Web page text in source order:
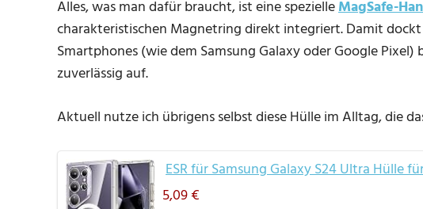
Alles, was man dafür braucht, ist eine spezielleMagSafe-
charakteristischen Magnetring direkt integriert. Damit
Smartphones (wie dem Samsung Galaxy oder Google
zuverlässig auf.
Aktuell nutze ich übrigens selbst diese Hülle im Alltag, die
ESR für Samsung Galaxy S24 Ultra Hülle
5,09 €